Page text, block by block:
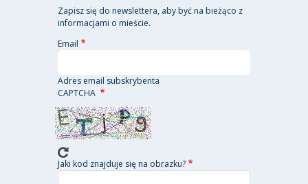
Zapisz się do newslettera, aby być na bieżąco z
informacjami o mieście.
Email
Adres email subskrybenta
CAPTCHA
Jaki kod znajduje się na obrazku?